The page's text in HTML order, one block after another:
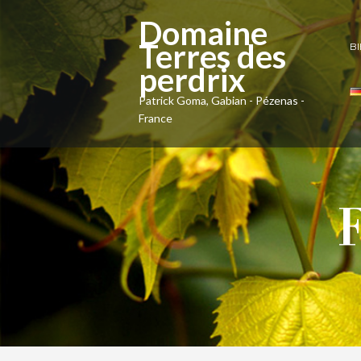
Domaine
Terres des
perdrix
Patrick Goma, Gabian - Pézenas -
France